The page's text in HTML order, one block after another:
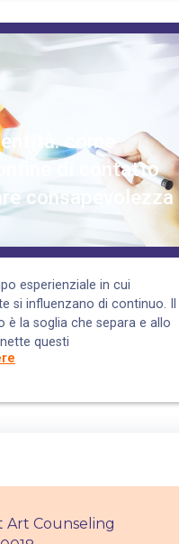
come
di contatto
consapevolezza
esperienziale in cui
si influenzano di continuo. Il
la soglia che separa e allo
questi
Art Counseling